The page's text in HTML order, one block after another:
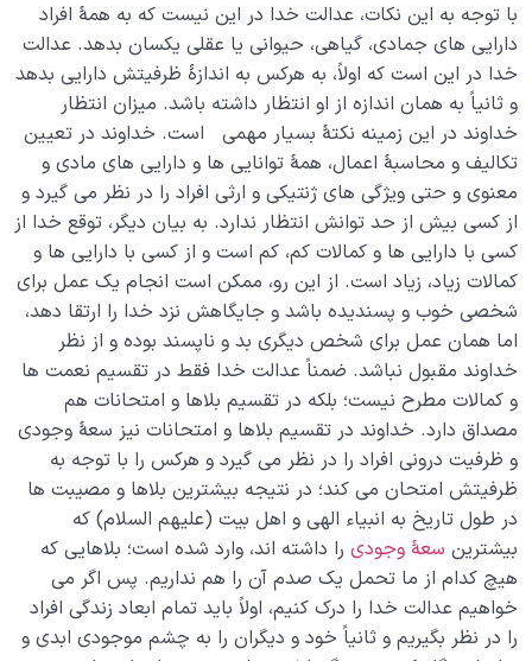
با توجه به این نکات، عدالت خدا در این نیست که به همۀ افراد
دارایی های جمادی، گیاهی، حیوانی یا عقلی یکسان بدهد. عدالت
خدا در این است که اولاً، به هرکس به اندازۀ ظرفیتش دارایی بدهد
و ثانیاً به همان اندازه از او انتظار داشته باشد. میزان انتظار
خداوند در این زمینه نکتۀ بسیار مهمی است. خداوند در تعیین
تکالیف و محاسبۀ اعمال، همۀ توانایی ها و دارایی های مادی و
معنوی و حتی ویژگی های ژنتیکی و ارثی افراد را در نظر می گیرد و
از کسی بیش از حد توانش انتظار ندارد. به بیان دیگر، توقع خدا از
کسی با دارایی ها و کمالات کم، کم است و از کسی با دارایی ها و
کمالات زیاد، زیاد است. از این رو، ممکن است انجام یک عمل برای
شخصی خوب و پسندیده باشد و جایگاهش نزد خدا را ارتقا دهد،
اما همان عمل برای شخص دیگری بد و ناپسند بوده و از نظر
خداوند مقبول نباشد. ضمناً عدالت خدا فقط در تقسیم نعمت ها
و کمالات مطرح نیست؛ بلکه در تقسیم بلاها و امتحانات هم
مصداق دارد. خداوند در تقسیم بلاها و امتحانات نیز سعۀ وجودی
و ظرفیت درونی افراد را در نظر می گیرد و هرکس را با توجه به
ظرفیتش امتحان می کند؛ در نتیجه بیشترین بلاها و مصیبت ها
در طول تاریخ به انبیاء الهی و اهل بیت (علیهم السلام) که
بیشترین سعۀ وجودی را داشته اند، وارد شده است؛ بلاهایی که
هیچ کدام از ما تحمل یک صدم آن را هم نداریم. پس اگر می
خواهیم عدالت خدا را درک کنیم، اولاً باید تمام ابعاد زندگی افراد
را در نظر بگیریم و ثانیاً خود و دیگران را به چشم موجودی ابدی و